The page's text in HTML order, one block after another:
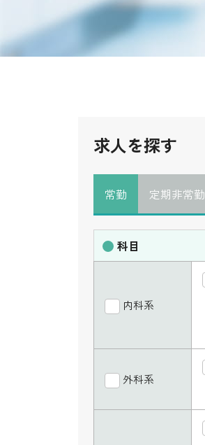
求人を探す
常勤
科目
内科系
外科系
定期非常勤